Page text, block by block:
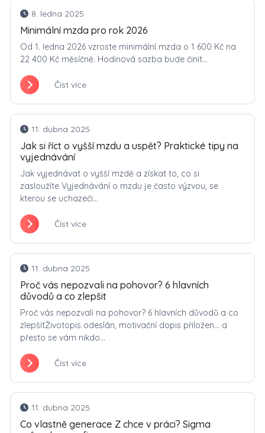
8. ledna 2025
Minimální mzda pro rok 2026
Od 1. ledna 2026 vzroste minimální mzda o 1 600 Kč na
22 400 Kč měsíčně. Hodinová sazba bude činit...
Číst více
11. dubna 2025
Jak si říct o vyšší mzdu a uspět? Praktické tipy na
vyjednávání
Jak vyjednávat o vyšší mzdě a získat to, co si
zasloužíte Vyjednávání o mzdu je často výzvou, se
kterou se uchazeči...
Číst více
11. dubna 2025
Proč vás nepozvali na pohovor? 6 hlavních
důvodů a co zlepšit
Proč vás nepozvali na pohovor? 6 hlavních důvodů a co
zlepšitŽivotopis odeslán, motivační dopis přiložen… a
přesto se vám nikdo...
Číst více
11. dubna 2025
Co vlastně generace Z chce v práci? Sigma